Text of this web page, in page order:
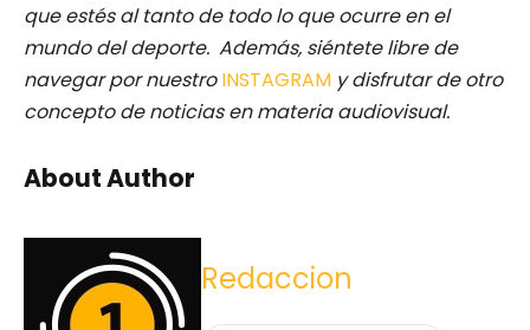
que estés al tanto de todo lo que ocurre en el
mundo del deporte. Además, siéntete libre de
navegar por nuestro INSTAGRAM y disfrutar de otro
concepto de noticias en materia audiovisual.
About Author
Redaccion